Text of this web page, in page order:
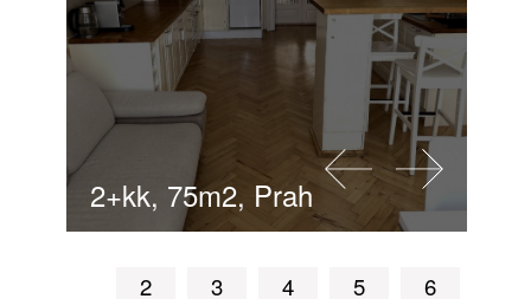
2+kk, 75m2, Praha 5 - Anděl
6
5
4
3
2